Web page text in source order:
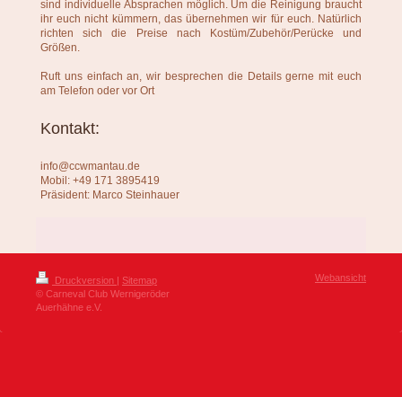
sind individuelle Absprachen möglich. Um die Reinigung braucht
ihr euch nicht kümmern, das übernehmen wir für euch. Natürlich
richten sich die Preise nach Kostüm/Zubehör/Perücke und
Größen.
Ruft uns einfach an, wir besprechen die Details gerne mit euch
am Telefon oder vor Ort
Kontakt:
info@ccwmantau.de
Mobil: +49 171 3895419
Präsident: Marco Steinhauer
Druckversion
Sitemap
© Carneval Club Wernigeröder
Auerhähne e.V.
Webansicht